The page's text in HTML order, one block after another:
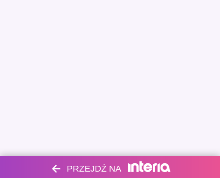
PRZEJDŹ NA